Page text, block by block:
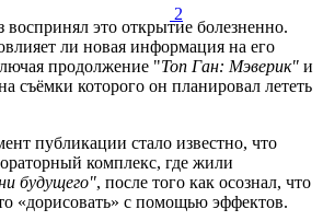
воспринял это открытие болезненно.
ли новая информация на его
продолжение "Топ Ган: Мэверик" и
съёмки которого он планировал лететь
публикации стало известно, что
комплекс, где жили
будущего", после того как осознал, что
«дорисовать» с помощью эффектов.
2